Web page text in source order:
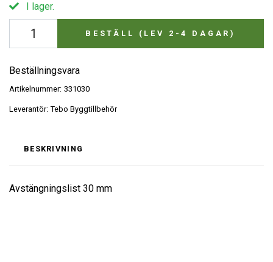
I lager.
BESTÄLL (LEV 2-4 DAGAR)
Beställningsvara
Artikelnummer: 331030
Leverantör: Tebo Byggtillbehör
BESKRIVNING
Avstängningslist 30 mm